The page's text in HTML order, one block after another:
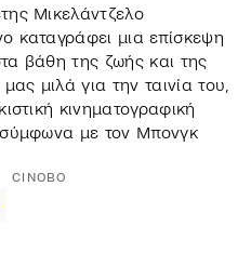
Μικελάντζελο
καταγράφει μια επίσκεψη
βάθη της ζωής και της
μιλά για την ταινία του,
κινηματογραφική
σύμφωνα με τον Μπονγκ
CINOBO